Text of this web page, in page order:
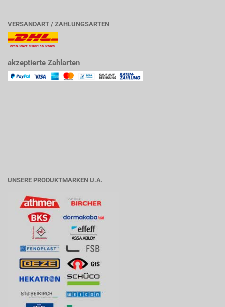
VERSANDART / ZAHLUNGSARTEN
akzeptierte Zahlarten
UNSERE PRODUKTMARKEN U.A.